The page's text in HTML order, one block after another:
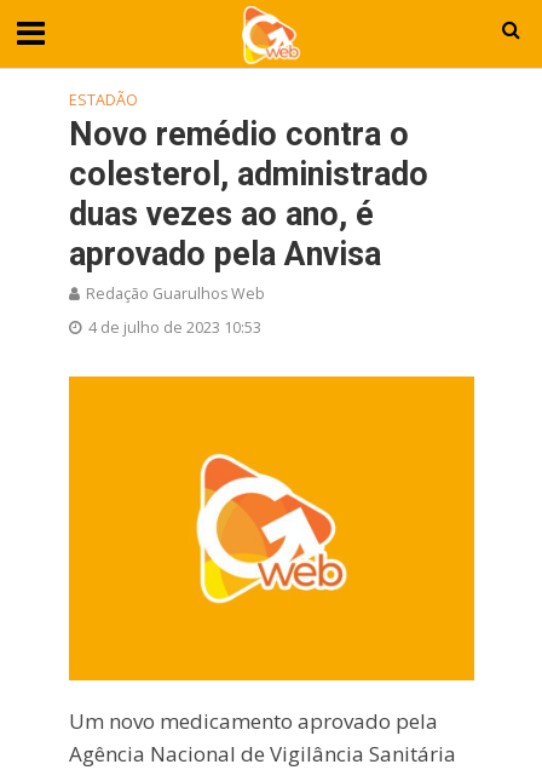
ESTADÃO
Novo remédio contra o
colesterol, administrado
duas vezes ao ano, é
aprovado pela Anvisa
Redação Guarulhos Web
4 de julho de 2023 10:53
Um novo medicamento aprovado pela
Agência Nacional de Vigilância Sanitária